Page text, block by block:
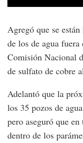
Agregó que se
de los de agua
Comisión Nacional
de sulfato de cobre
Adelantó que la
los 35 pozos de
pero aseguró que
dentro de los